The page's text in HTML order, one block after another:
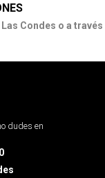
Condes o a través
dudes en